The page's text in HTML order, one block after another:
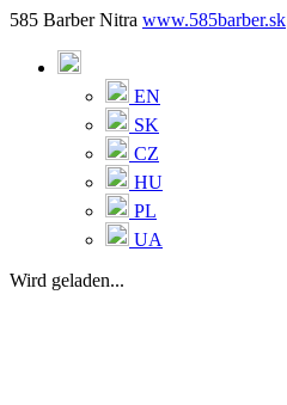
585 Barber Nitra www.585barber.sk
EN
SK
CZ
HU
PL
UA
Wird geladen...